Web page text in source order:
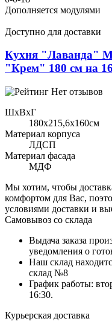
Дополняется модулями
Доступно для доставки
Кухня "Лаванда"
"Крем" 180 см на
Нет отзывов
ШхВхГ
180x215,6х160см
Материал корпуса
ЛДСП
Материал фасада
МДФ
Мы хотим, чтобы
комфортом для Вас,
условиями доставки и
Самовывоз со склада
Выдача заказа
уведомления о
Наш склад
склад №8
График работы:
16:30.
Курьерская доставка